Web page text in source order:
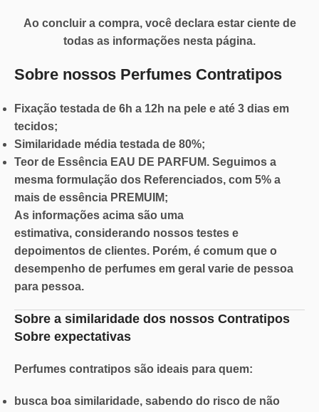
Ao concluir a compra, você declara estar ciente de
todas as informações nesta página.
Sobre nossos Perfumes Contratipos
Fixação testada de 6h a 12h na pele e até 3 dias em
tecidos;
Similaridade média testada de 80%;
Teor de Essência EAU DE PARFUM. Seguimos a
mesma formulação dos Referenciados, com 5% a
mais de essência PREMUIM;
As informações acima são uma
estimativa, considerando nossos testes e
depoimentos de clientes. Porém, é comum que o
desempenho de perfumes em geral varie de pessoa
para pessoa.
Sobre a similaridade dos nossos Contratipos
Sobre expectativas
Perfumes contratipos são ideais para quem:
busca boa similaridade, sabendo do risco de não